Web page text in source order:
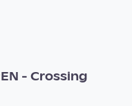
- Crossing